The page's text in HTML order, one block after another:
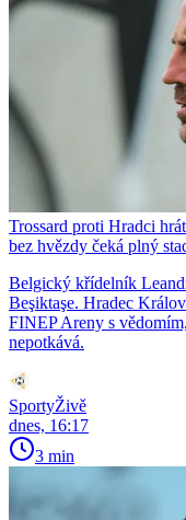
Trossard proti Hradci
bez hvězdy čeká plný
Belgický křídelník
Beşiktaşe. Hradec
FINEP Areny s
nepotkává.
SportyŽivě
dnes, 16:17
3 min